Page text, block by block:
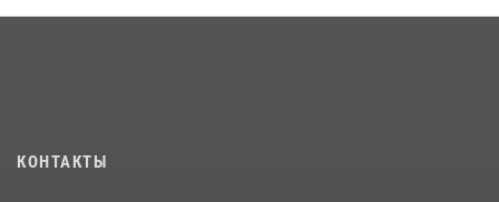
КОНТАКТЫ